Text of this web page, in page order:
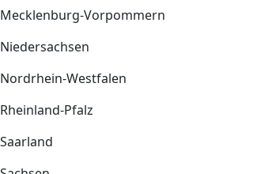
Mecklenburg-Vorpommern
Niedersachsen
Nordrhein-Westfalen
Rheinland-Pfalz
Saarland